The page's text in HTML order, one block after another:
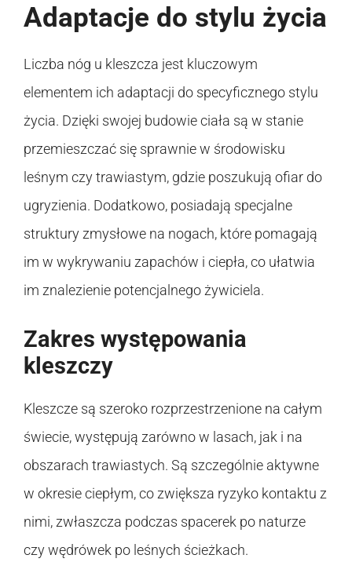
Adaptacje do stylu życia
Liczba nóg u kleszcza jest kluczowym
elementem ich adaptacji do specyficznego stylu
życia. Dzięki swojej budowie ciała są w stanie
przemieszczać się sprawnie w środowisku
leśnym czy trawiastym, gdzie poszukują ofiar do
ugryzienia. Dodatkowo, posiadają specjalne
struktury zmysłowe na nogach, które pomagają
im w wykrywaniu zapachów i ciepła, co ułatwia
im znalezienie potencjalnego żywiciela.
Zakres występowania
kleszczy
Kleszcze są szeroko rozprzestrzenione na całym
świecie, występują zarówno w lasach, jak i na
obszarach trawiastych. Są szczególnie aktywne
w okresie ciepłym, co zwiększa ryzyko kontaktu z
nimi, zwłaszcza podczas spacerek po naturze
czy wędrówek po leśnych ścieżkach.